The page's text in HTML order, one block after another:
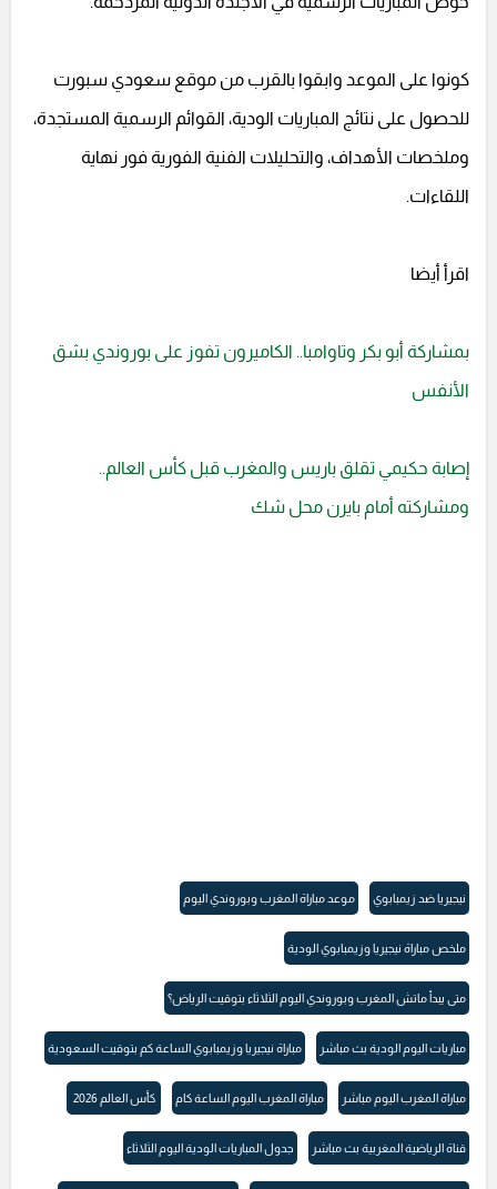
كونوا على الموعد وابقوا بالقرب من موقع سعودي سبورت
للحصول على نتائج المباريات الودية، القوائم الرسمية المستجدة،
وملخصات الأهداف، والتحليلات الفنية الفورية فور نهاية
اللقاءات.
اقرأ أيضا
بمشاركة أبو بكر وتاوامبا.. الكاميرون تفوز على بوروندي بشق
الأنفس
إصابة حكيمي تقلق باريس والمغرب قبل كأس العالم..
ومشاركته أمام بايرن محل شك
نيجيريا ضد زيمبابوي موعد مباراة المغرب وبوروندي اليوم
ملخص مباراة نيجيريا وزيمبابوي الودية
متى يبدأ ماتش المغرب وبوروندي اليوم الثلاثاء بتوقيت الرياض؟
مباريات اليوم الودية بث مباشر مباراة نيجيريا وزيمبابوي الساعة كم بتوقيت السعودية
مباراة المغرب اليوم مباشر مباراة المغرب اليوم الساعة كام كأس العالم 2026
قناة الرياضية المغربية بث مباشر جدول المباريات الودية اليوم الثلاثاء